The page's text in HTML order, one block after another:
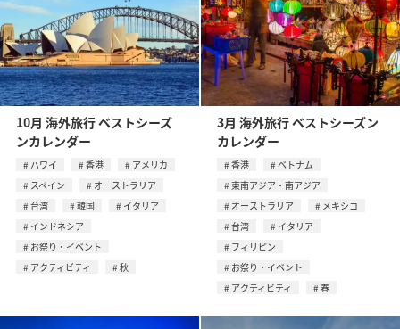
10月 海外旅行 ベストシーズ
ンカレンダー
ハワイ 香港
アメリカ
スペイン
オーストラリア
台湾
韓国
イタリア
インドネシア
お祭り・イベント
アクティビティ
秋
3月 海外旅行 ベストシーズン
カレンダー
香港
ベトナム
東南アジア・南アジア
オーストラリア
メキシコ
台湾
イタリア
フィリピン
お祭り・イベント
アクティビティ
春